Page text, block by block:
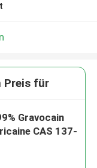
Preis für
Gravocain
CAS 137-